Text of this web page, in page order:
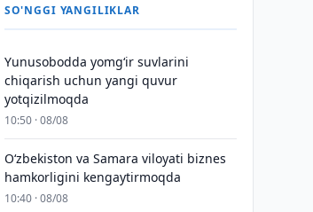
SO'NGGI YANGILIKLAR
Yunusobodda yomg‘ir suvlarini
chiqarish uchun yangi quvur
yotqizilmoqda
10:50 · 08/08
Oʻzbekiston va Samara viloyati biznes
hamkorligini kengaytirmoqda
10:40 · 08/08